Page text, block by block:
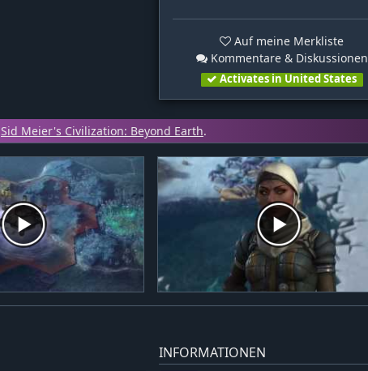
Auf meine Merkliste
Kommentare & Diskussionen
Activates in United States
Sid Meier's Civilization: Beyond Earth.
INFORMATIONEN